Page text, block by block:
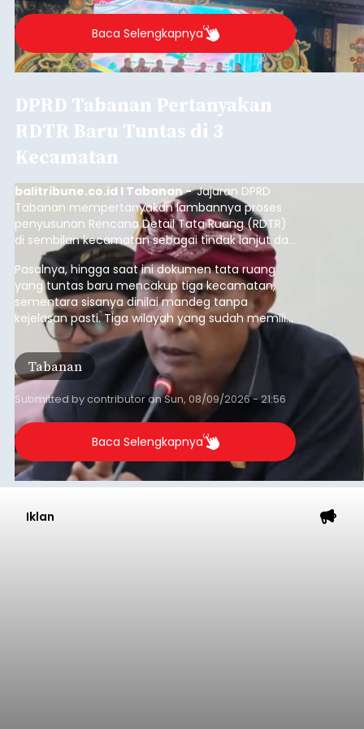
Baca Selengkapnya
DPRD Tabanan Pertanyakan
RDTR Baru Tuntas di 3
Kecamatan
balitribune.co.id I Tabanan -Jajaran DPRD
Tabanan mempertanyakan lambannya proses
penyusunan Rencana Detail Tata Ruang (RDTR)
di sembilan kecamatan sebagai tindak lanjut dari
pelaksanaan RTRW.
Pasalnya, hingga saat ini dokumen tata ruang
yang tuntas baru mencakup tiga kecamatan,
sementara sisanya dinilai mandeg tanpa
kejelasan pasti. Tiga wilayah yang sudah memiliki
RDTR tersebut meliputi Kecamatan Kediri,
Tabanan, dan Selemadeg Barat.
Tabanan
Submitted bycontributoronSun, 08/09/2026 - 21:56
Baca Selengkapnya
Iklan